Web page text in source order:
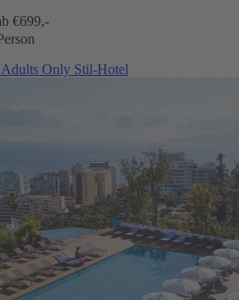
€699,-
Only Stil-Hotel